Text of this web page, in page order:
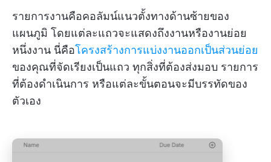
รายการงานคือคอลัมน์แนวตั้งทางด้านซ้ายของ
แผนภูมิ โดยแต่ละแถวจะแสดงถึงงานหรืองานย่อย
หนึ่งงาน นี่คือโครงสร้างการแบ่งงานออกเป็นส่วนย่อย
ของคุณที่จัดเรียงเป็นแถว ทุกสิ่งที่ต้องส่งมอบ รายการ
ที่ต้องดำเนินการ หรือแต่ละขั้นตอนจะมีบรรทัดของ
ตัวเอง